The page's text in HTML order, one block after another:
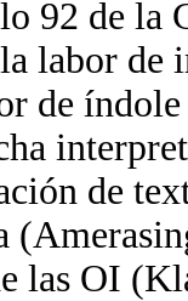
92 de
labor de
de
de
las OI